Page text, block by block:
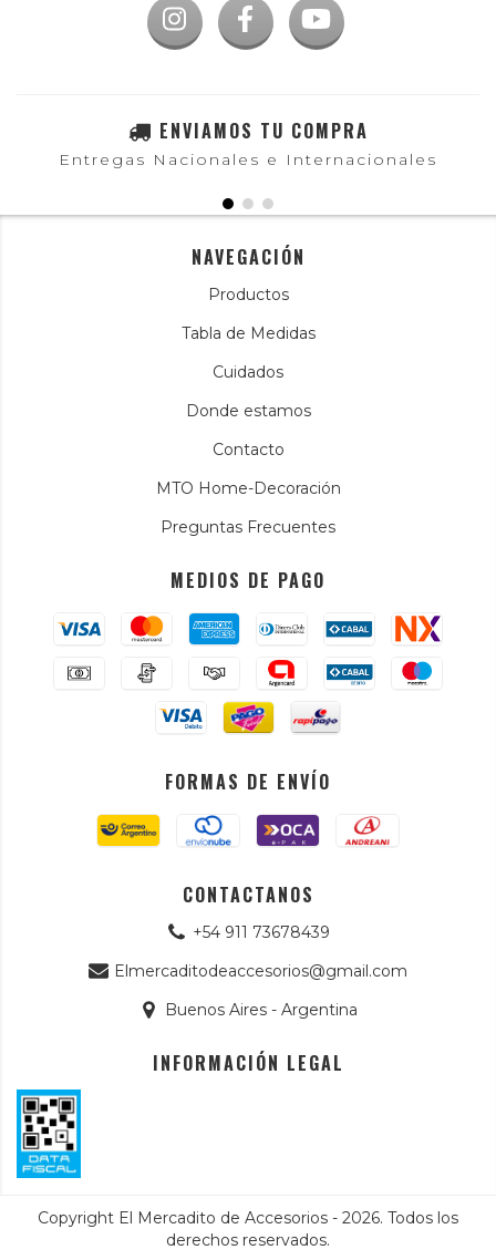
ENVIAMOS TU COMPRA
Entregas Nacionales e Internacionales
NAVEGACIÓN
Productos
Tabla de Medidas
Cuidados
Donde estamos
Contacto
MTO Home-Decoración
Preguntas Frecuentes
MEDIOS DE PAGO
FORMAS DE ENVÍO
CONTACTANOS
+54 911 73678439
Elmercaditodeaccesorios@gmail.com
Buenos Aires - Argentina
INFORMACIÓN LEGAL
Copyright El Mercadito de Accesorios - 2026. Todos los
derechos reservados.